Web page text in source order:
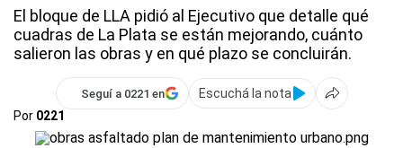
El bloque de LLA pidió al Ejecutivo que detalle qué
cuadras de La Plata se están mejorando, cuánto
salieron las obras y en qué plazo se concluirán.
Seguí a 0221 en
Escuchá la nota
Por 0221